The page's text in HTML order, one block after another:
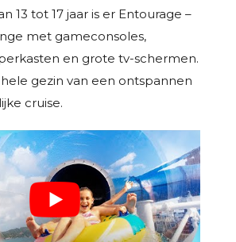
13 tot 17 jaar is er Entourage –
met gameconsoles,
en grote tv-schermen.
gezin van een ontspannen
cruise.